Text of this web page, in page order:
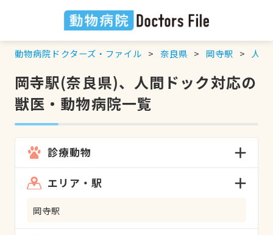
動物病院ドクターズ・ファイル 奈良県 岡寺駅 人
岡寺駅(奈良県)、人間ドック対応の
獣医・動物病院一覧
診療動物
エリア・駅
岡寺駅